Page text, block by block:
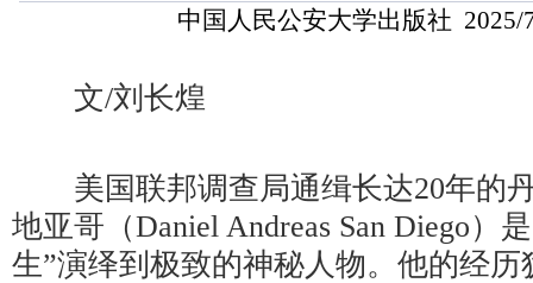
中国人民公安大学出版社 2025/
文/刘长煌
美国联邦调查局通缉长达20年的丹
地亚哥（Daniel Andreas San Diego）
生”演绎到极致的神秘人物。他的经